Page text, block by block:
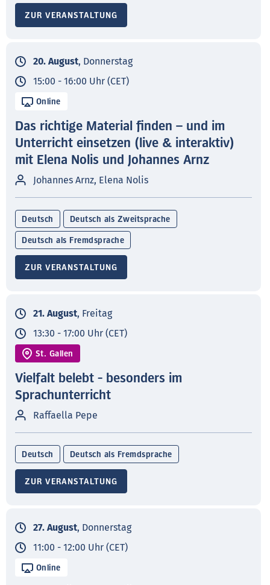
ZUR VERANSTALTUNG
20. August, Donnerstag
15:00 - 16:00 Uhr (CET)
Online
Das richtige Material finden – und im
Unterricht einsetzen (live & interaktiv)
mit Elena Nolis und Johannes Arnz
Johannes Arnz, Elena Nolis
Deutsch Deutsch als Zweitsprache
Deutsch als Fremdsprache
ZUR VERANSTALTUNG
21. August, Freitag
13:30 - 17:00 Uhr (CET)
St. Gallen
Vielfalt belebt - besonders im
Sprachunterricht
Raffaella Pepe
Deutsch Deutsch als Fremdsprache
ZUR VERANSTALTUNG
27. August, Donnerstag
11:00 - 12:00 Uhr (CET)
Online